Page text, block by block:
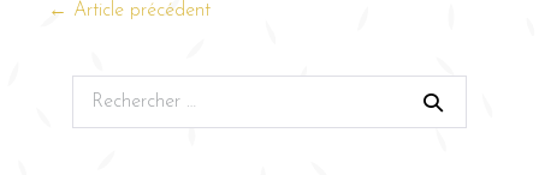
← Article précédent